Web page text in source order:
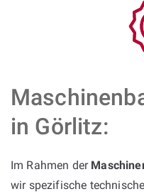
in Görlitz:
Im Rahmen der
wir spezifische